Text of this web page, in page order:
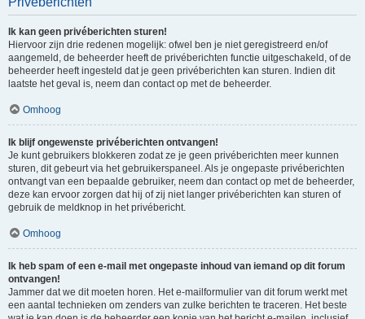
Ik kan geen privéberichten sturen!
Hiervoor zijn drie redenen mogelijk: ofwel ben je niet geregistreerd en/of
aangemeld, de beheerder heeft de privéberichten functie uitgeschakeld, of de
beheerder heeft ingesteld dat je geen privéberichten kan sturen. Indien dit
laatste het geval is, neem dan contact op met de beheerder.
Omhoog
Ik blijf ongewenste privéberichten ontvangen!
Je kunt gebruikers blokkeren zodat ze je geen privéberichten meer kunnen
sturen, dit gebeurt via het gebruikerspaneel. Als je ongepaste privéberichten
ontvangt van een bepaalde gebruiker, neem dan contact op met de beheerder,
deze kan ervoor zorgen dat hij of zij niet langer privéberichten kan sturen of
gebruik de meldknop in het privébericht.
Omhoog
Ik heb spam of een e-mail met ongepaste inhoud van iemand op dit forum
ontvangen!
Jammer dat we dit moeten horen. Het e-mailformulier van dit forum werkt met
een aantal technieken om zenders van zulke berichten te traceren. Het beste